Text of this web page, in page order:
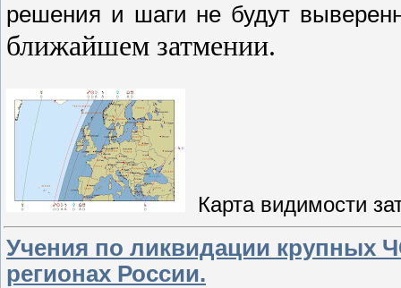
решения и шаги не будут
ближайшем затмении.
Карта видимости
Учения по ликвидации крупных
регионах России.